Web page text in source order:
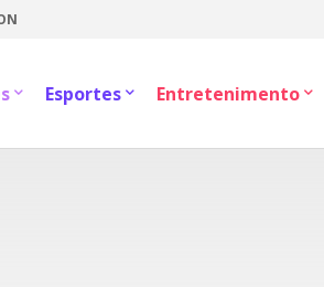
Esportes Entretenimento